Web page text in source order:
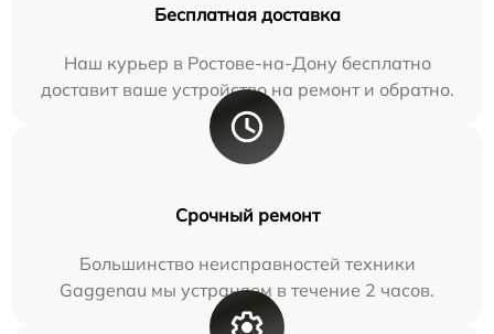
Бесплатная доставка
Наш курьер в Ростове-на-Дону бесплатно
доставит ваше устройство на ремонт и обратно.
Срочный ремонт
Большинство неисправностей техники
Gaggenau мы устраняем в течение 2 часов.